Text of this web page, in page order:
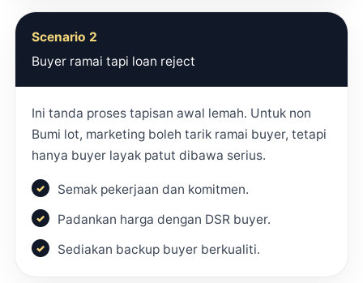
Scenario 2
Buyer ramai tapi loan reject
Ini tanda proses tapisan awal lemah. Untuk non
Bumi lot, marketing boleh tarik ramai buyer, tetapi
hanya buyer layak patut dibawa serius.
Semak pekerjaan dan komitmen.
Padankan harga dengan DSR buyer.
Sediakan backup buyer berkualiti.